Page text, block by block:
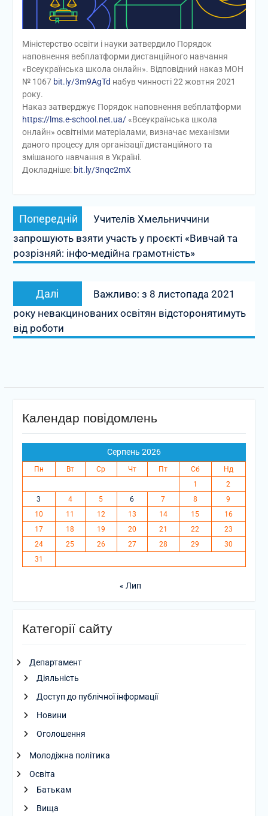
Міністерство освіти і науки затвердило Порядок
наповнення вебплатформи дистанційного навчання
«Всеукраїнська школа онлайн». Відповідний наказ МОН
№ 1067 bit.ly/3m9AgTd набув чинності 22 жовтня 2021
року.
Наказ затверджує Порядок наповнення вебплатформи
https://lms.e-school.net.ua/«Всеукраїнська школа
онлайн» освітніми матеріалами, визначає механізми
даного процесу для організації дистанційного та
змішаного навчання в Україні.
Докладніше: bit.ly/3nqc2mX
Навігація
записів
Попередній
Попередній
запис:
Учителів Хмельниччини
запрошують взяти участь у проєкті «Вивчай та
розрізняй: інфо-медійна грамотність»
Далі
запис:
Важливо: з 8 листопада 2021
року невакцинованих освітян відсторонятимуть
від роботи
Календар повідомлень
Серпень 2026
Пн Вт Ср Чт Пт Сб
Нд
1
2
3
4 5 6 7 8
9
10
11 12 13 14 15
16
17
18 19 20 21 22
23
24
25 26 27 28 29
30
31
« Лип
Категорії сайту
Департамент
Діяльність
Доступ до публічної інформації
Новини
Оголошення
Молодіжна політика
Освіта
Батькам
Вища